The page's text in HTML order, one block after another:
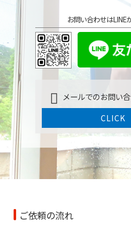
お問い合わせはLINE
メールでのお問い
CLICK
ご依頼の流れ